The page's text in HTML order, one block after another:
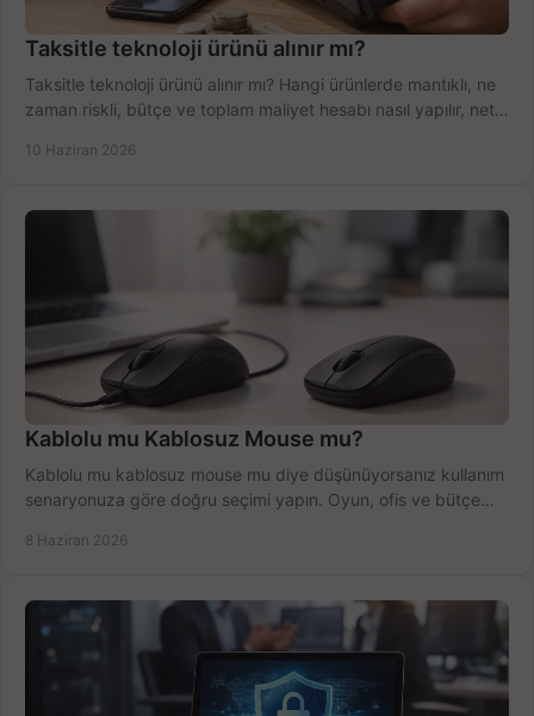
Taksitle teknoloji ürünü alınır mı?
Taksitle teknoloji ürünü alınır mı? Hangi ürünlerde mantıklı, ne
zaman riskli, bütçe ve toplam maliyet hesabı nasıl yapılır, net
10 Haziran 2026
Kablolu mu Kablosuz Mouse mu?
Kablolu mu kablosuz mouse mu diye düşünüyorsanız kullanım
senaryonuza göre doğru seçimi yapın. Oyun, ofis ve bütçe
8 Haziran 2026